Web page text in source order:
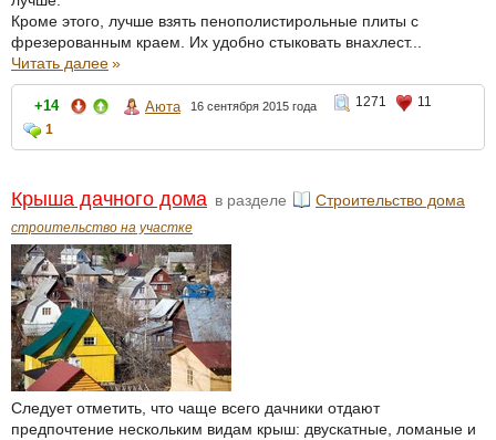
Кроме этого, лучше взять пенополистирольные плиты с
фрезерованным краем. Их удобно стыковать внахлест...
Читать далее»
+14 Аюта 16 сентября 2015 года 1271
11
1
Крыша дачного дома в разделе Строительство дома
строительство на участке
Следует отметить, что чаще всего дачники отдают
предпочтение нескольким видам крыш: двускатные, ломаные и